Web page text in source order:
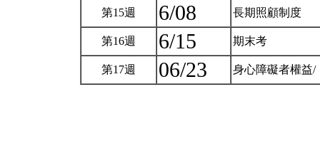
第15週 6/08 長期照顧制度
第16週 6/15 期末考
第17週 06/23 身心障礙者權益